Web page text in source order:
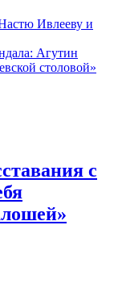
Ивлееву и
Агутин
столовой»
с